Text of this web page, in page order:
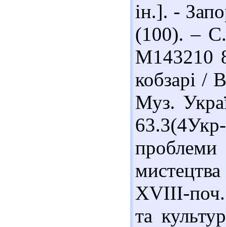
ін.]. -
(100). –
М143210
кобзарі /
Муз.
проблеми
XVIII-поч.
та